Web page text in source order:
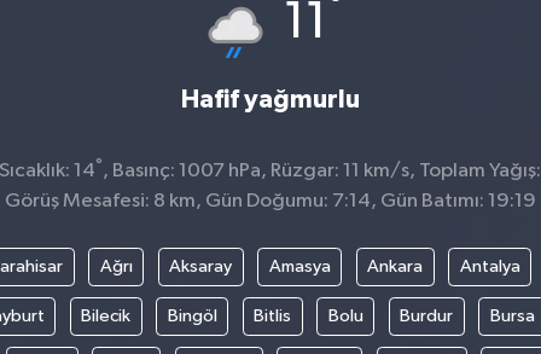
11
Hafif yağmurlu
14° , Basınç: 1007 hPa, Rüzgar: 11 km/s, Toplam
Görüş Mesafesi: 8 km, Gün Doğumu: 7:14, Gün Batımı: 19:19
Ağrı Aksaray Amasya Ankara Antalya
Bilecik Bingöl Bitlis Bolu Burdur Bursa